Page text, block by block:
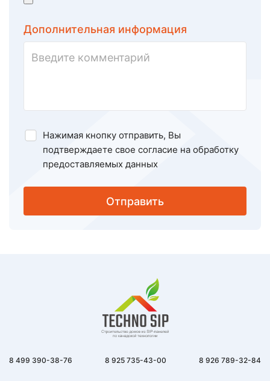
Дополнительная информация
Нажимая кнопку отправить, Вы
подтверждаете свое согласие на обработку
предоставляемых данных
Отправить
8 499 390-38-76 8 925 735-43-00 8 926 789-32-84